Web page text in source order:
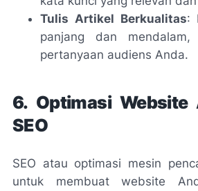
Tulis Artikel Berkualitas:
panjang dan
pertanyaan audiens Anda.
6. Optimasi Website
SEO
SEO atau optimasi mesin
untuk membuat website